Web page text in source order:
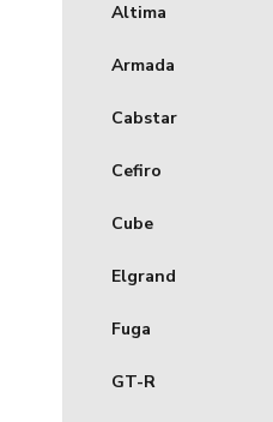
Altima
Armada
Cabstar
Cefiro
Cube
Elgrand
Fuga
GT-R